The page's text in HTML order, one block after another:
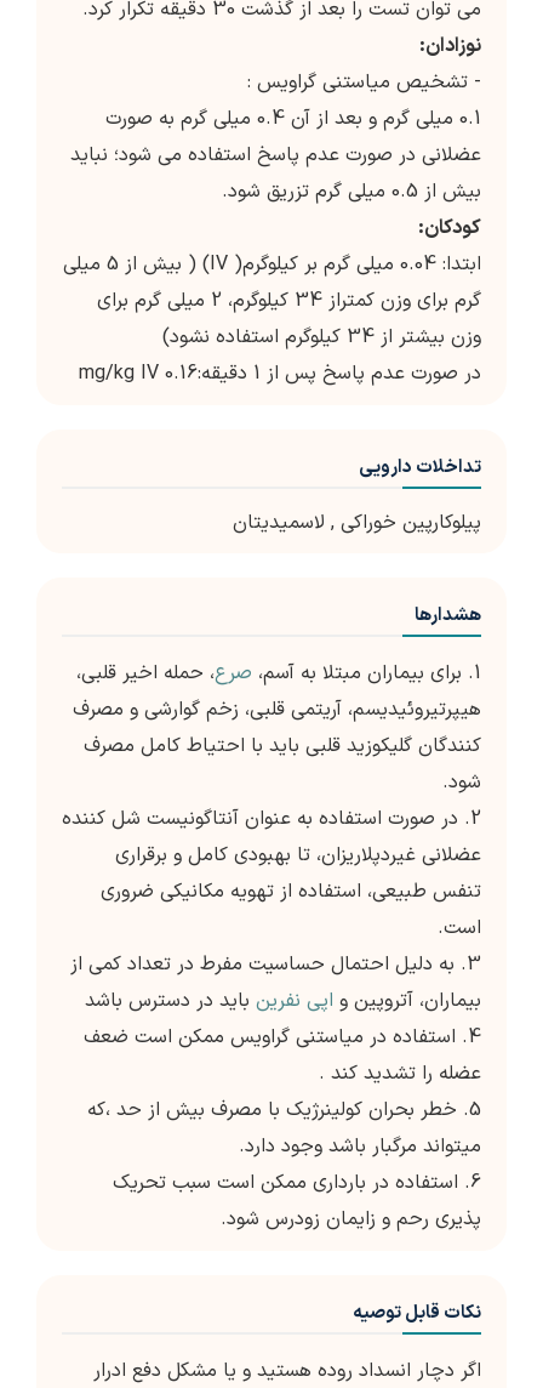
می توان تست را بعد از گذشت 30 دقیقه تکرار کرد.
نوزادان:
- تشخیص میاستنی گراویس :
0.1 میلی گرم و بعد از آن 0.4 میلی گرم به صورت
عضلانی در صورت عدم پاسخ استفاده می شود؛ نباید
بیش از 0.5 میلی گرم تزریق شود.
کودکان:
ابتدا: 0.04 میلی گرم بر کیلوگرم( IV) ( بیش از 5 میلی
گرم برای وزن کمتراز 34 کیلوگرم، 2 میلی گرم برای
وزن بیشتر از 34 کیلوگرم استفاده نشود)
در صورت عدم پاسخ پس از 1 دقیقه:0.16 mg/kg IV
تداخلات دارویی
پیلوکارپین خوراکی , لاسمیدیتان
هشدارها
1. برای بیماران مبتلا به آسم، صرع، حمله اخیر قلبی،
هیپرتیروئیدیسم، آریتمی قلبی، زخم گوارشی و مصرف
کنندگان گلیکوزید قلبی باید با احتیاط کامل مصرف
شود.
2. در صورت استفاده به عنوان آنتاگونیست شل کننده
عضلانی غیردپلاریزان، تا بهبودی کامل و برقراری
تنفس طبیعی، استفاده از تهویه مکانیکی ضروری
است.
3. به دلیل احتمال حساسیت مفرط در تعداد کمی از
بیماران، آتروپین و اپی نفرین باید در دسترس باشد
4. استفاده در میاستنی گراویس ممکن است ضعف
عضله را تشدید کند .
5. خطر بحران کولینرژیک با مصرف بیش از حد ،که
میتواند مرگبار باشد وجود دارد.
6. استفاده در بارداری ممکن است سبب تحریک
پذیری رحم و زایمان زودرس شود.
نکات قابل توصیه
اگر دچار انسداد روده هستید و یا مشکل دفع ادرار